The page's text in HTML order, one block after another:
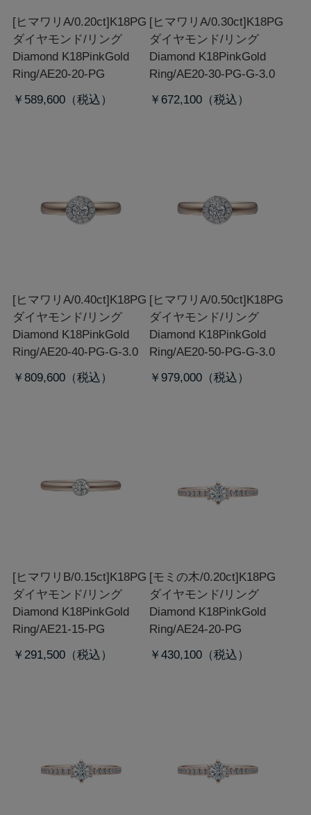
[ヒマワリA/0.20ct]K18PG
ダイヤモンド/リング
Diamond K18PinkGold
Ring/AE20-20-PG
￥589,600
[ヒマワリA/0.30ct]K18PG
ダイヤモンド/リング
Diamond K18PinkGold
Ring/AE20-30-PG-G-3.0
￥672,100
[ヒマワリA/0.40ct]K18PG
ダイヤモンド/リング
Diamond K18PinkGold
Ring/AE20-40-PG-G-3.0
￥809,600
[ヒマワリA/0.50ct]K18PG
ダイヤモンド/リング
Diamond K18PinkGold
Ring/AE20-50-PG-G-3.0
￥979,000
[ヒマワリB/0.15ct]K18PG
ダイヤモンド/リング
Diamond K18PinkGold
Ring/AE21-15-PG
￥291,500
[モミの木/0.20ct]K18PG
ダイヤモンド/リング
Diamond K18PinkGold
Ring/AE24-20-PG
￥430,100